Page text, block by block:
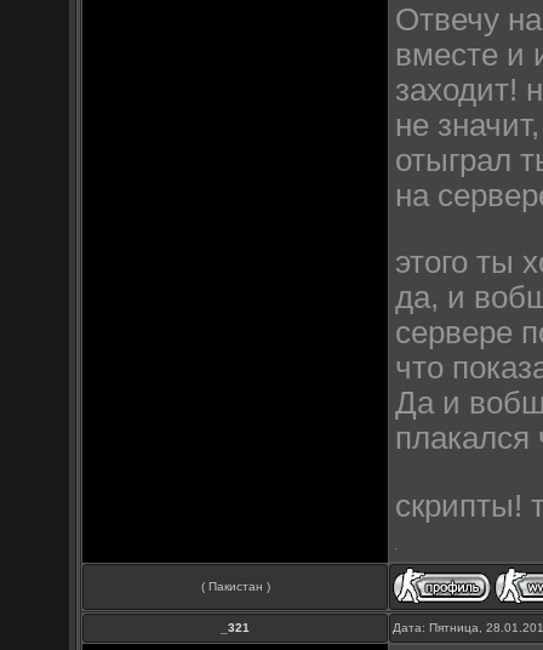
Отвечу
вместе и
заходит!
не
отыграл
на
этого ты
да, и
сервере
что
Да и
плакался
скрипты!
( Пакистан )
_321 Дата: Пятница,